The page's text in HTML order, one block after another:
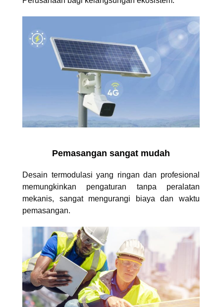
Pemasangan sangat mudah
Desain termodulasi yang ringan dan profesional
memungkinkan pengaturan tanpa peralatan
mekanis, sangat mengurangi biaya dan waktu
pemasangan.